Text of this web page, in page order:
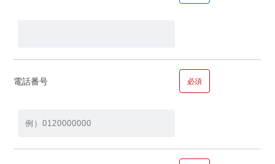
電話番号 必須
年収
ご家族で合計すると…